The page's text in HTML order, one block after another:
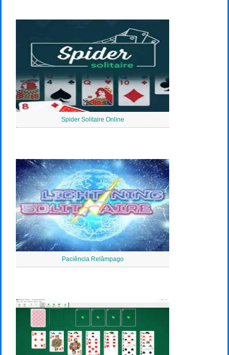
Spider Solitaire Online
Paciência Relâmpago